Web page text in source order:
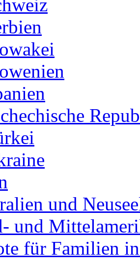
und
und
für Familien